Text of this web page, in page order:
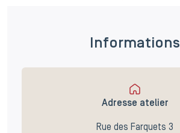
Informations
Adresse atelier
Rue des Farquets 3